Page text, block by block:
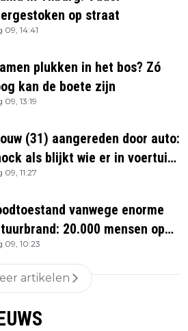
op straat
09, 14:41
plukken in het bos? Zó
kan de boete zijn
09, 13:19
(31) aangereden door auto:
als blijkt wie er in voertuig
09, 11:27
vanwege enorme
20.000 mensen op
vlucht
09, 10:23
artikelen